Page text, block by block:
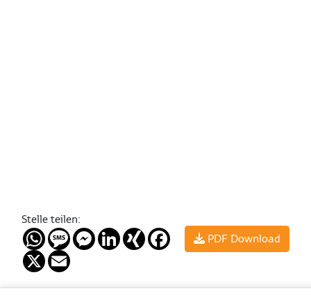
PDF Download
Stelle teilen:
WhatsApp
MessageMessenger
LinkedIn
XING Facebook
X
Email